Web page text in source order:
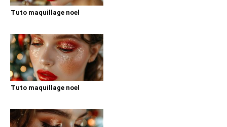
Tuto maquillage noel
Tuto maquillage noel